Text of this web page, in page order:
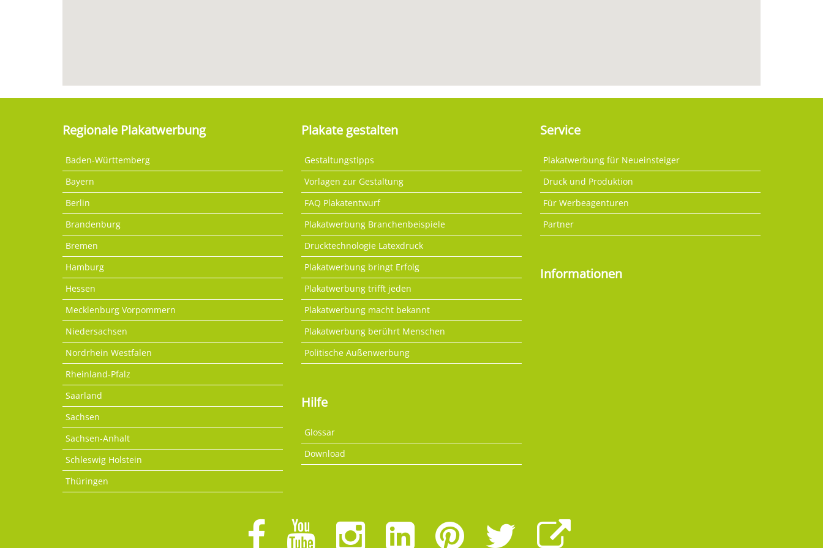
Regionale Plakatwerbung
Baden-Württemberg
Bayern
Berlin
Brandenburg
Bremen
Hamburg
Hessen
Mecklenburg Vorpommern
Niedersachsen
Nordrhein Westfalen
Rheinland-Pfalz
Saarland
Sachsen
Sachsen-Anhalt
Schleswig Holstein
Thüringen
Plakate gestalten
Gestaltungstipps
Vorlagen zur Gestaltung
FAQ Plakatentwurf
Plakatwerbung Branchenbeispiele
Drucktechnologie Latexdruck
Plakatwerbung bringt Erfolg
Plakatwerbung trifft jeden
Plakatwerbung macht bekannt
Plakatwerbung berührt Menschen
Politische Außenwerbung
Hilfe
Glossar
Download
Service
Plakatwerbung für Neueinsteiger
Druck und Produktion
Für Werbeagenturen
Partner
Informationen